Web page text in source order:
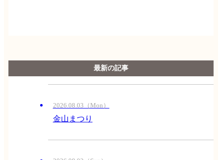
最新の記事
2026.08.03（Mon）
金山まつり